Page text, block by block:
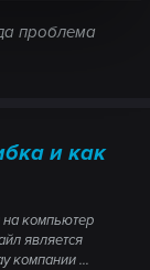
проблема
и как
на компьютер
является
компании ...